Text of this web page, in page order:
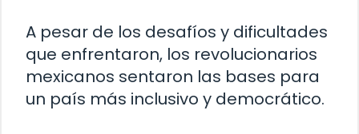
A pesar de los desafíos y dificultades
que enfrentaron, los revolucionarios
mexicanos sentaron las bases para
un país más inclusivo y democrático.